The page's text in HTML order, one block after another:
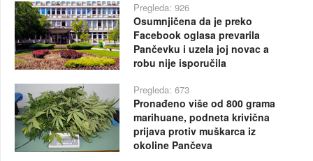
Pregleda: 926
Osumnjičena da je preko
Facebook oglasa prevarila
Pančevku i uzela joj novac a
robu nije isporučila
Pregleda: 673
Pronađeno više od 800 grama
marihuane, podneta krivična
prijava protiv muškarca iz
okoline Pančeva